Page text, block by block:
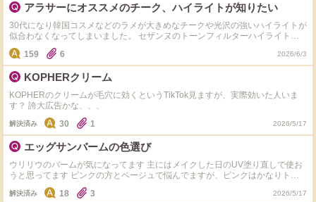
アラサーにオススメのチーク、ハイライトが知りたい
30代になり韓国コスメなどのラメが大きめなチークや光沢の強いハイライトが
似合わなくなってしまいました。 セザンヌのトーンフィルターハイライトが
気になっていますが、人気すぎてなかなか売っているのを見かけません。 地
方在住なのでプチプラだと嬉しいですが、デパコスでも大丈夫です。皆さんの
オススメを教えてください。
159 6 2026/6/3
KOPHERクリーム
KOPHERのクリームが毛穴に効くというTikTok見ますが、実際効いた人いま
す？ 誇大広告かな、、、
解決済み 30 1 2026/5/17
エッグサンバームの色選び
ウリリウのバームが気になってます 主にはメイクした日のUV塗り直しで使お
うと思ってます ピンクの方とベージュで悩んでますが、ピンクはかなりトー
ンアップしますか? 塗り直すのに全顔明るくなるのはなーと思ってます ジバン
シィのピンクバームに似てますか?
解決済み 18 3 2026/5/17